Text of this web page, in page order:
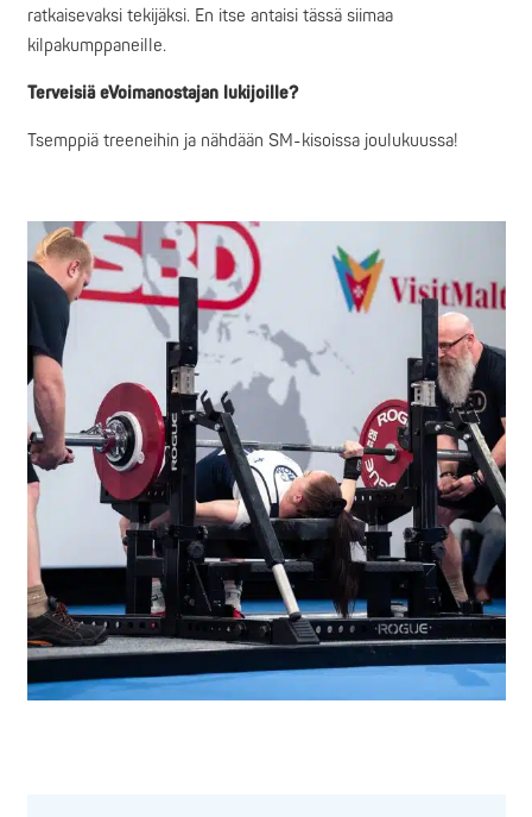
ratkaisevaksi tekijäksi. En itse antaisi tässä siimaa
kilpakumppaneille.
Terveisiä eVoimanostajan lukijoille?
Tsemppiä treeneihin ja nähdään SM-kisoissa joulukuussa!